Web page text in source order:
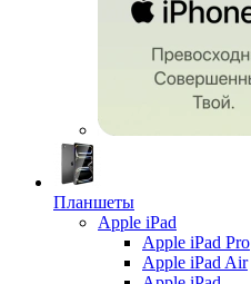
Планшеты
Apple iPad
Apple iPad Pro
Apple iPad Air